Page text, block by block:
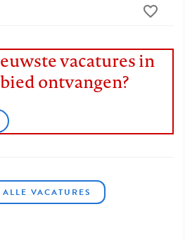
vacatures in
ontvangen?
VACATURES